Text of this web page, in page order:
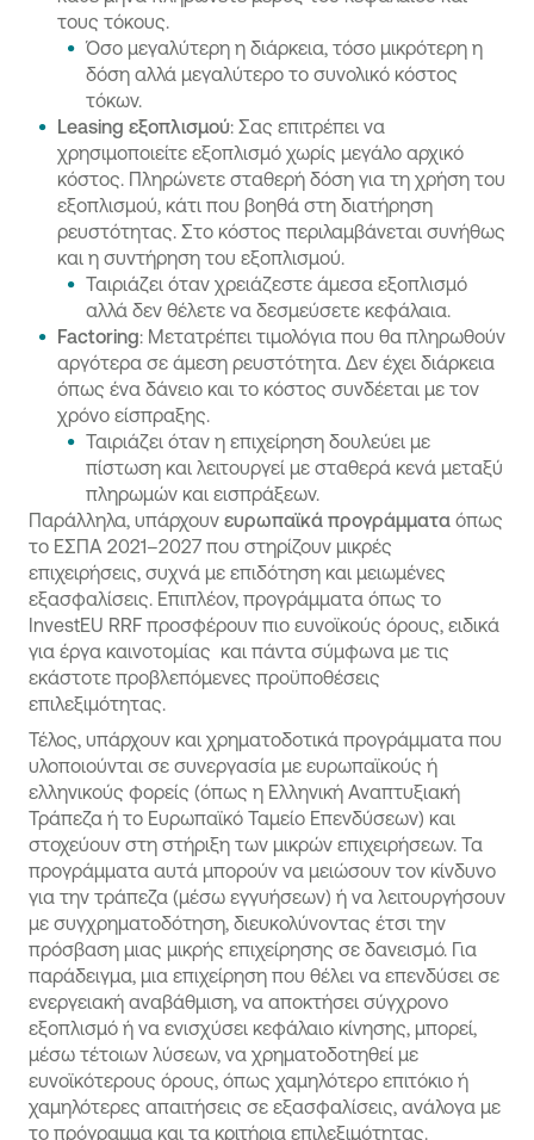
τους τόκους.
Όσο μεγαλύτερη η διάρκεια, τόσο μικρότερη η
δόση αλλά μεγαλύτερο το συνολικό κόστος
τόκων.
Leasing εξοπλισμού: Σας επιτρέπει να
χρησιμοποιείτε εξοπλισμό χωρίς μεγάλο αρχικό
κόστος. Πληρώνετε σταθερή δόση για τη χρήση του
εξοπλισμού, κάτι που βοηθά στη διατήρηση
ρευστότητας. Στο κόστος περιλαμβάνεται συνήθως
και η συντήρηση του εξοπλισμού.
Ταιριάζει όταν χρειάζεστε άμεσα εξοπλισμό
αλλά δεν θέλετε να δεσμεύσετε κεφάλαια.
Factoring: Μετατρέπει τιμολόγια που θα πληρωθούν
αργότερα σε άμεση ρευστότητα. Δεν έχει διάρκεια
όπως ένα δάνειο και το κόστος συνδέεται με τον
χρόνο είσπραξης.
Ταιριάζει όταν η επιχείρηση δουλεύει με
πίστωση και λειτουργεί με σταθερά κενά μεταξύ
πληρωμών και εισπράξεων.
Παράλληλα, υπάρχουν ευρωπαϊκά προγράμματα όπως
το ΕΣΠΑ 2021–2027 που στηρίζουν μικρές
επιχειρήσεις, συχνά με επιδότηση και μειωμένες
εξασφαλίσεις. Επιπλέον, προγράμματα όπως το
InvestEU RRF προσφέρουν πιο ευνοϊκούς όρους, ειδικά
για έργα καινοτομίας και πάντα σύμφωνα με τις
εκάστοτε προβλεπόμενες προϋποθέσεις
επιλεξιμότητας.
Τέλος, υπάρχουν και χρηματοδοτικά προγράμματα που
υλοποιούνται σε συνεργασία με ευρωπαϊκούς ή
ελληνικούς φορείς (όπως η Ελληνική Αναπτυξιακή
Τράπεζα ή το Ευρωπαϊκό Ταμείο Επενδύσεων) και
στοχεύουν στη στήριξη των μικρών επιχειρήσεων. Τα
προγράμματα αυτά μπορούν να μειώσουν τον κίνδυνο
για την τράπεζα (μέσω εγγυήσεων) ή να λειτουργήσουν
με συγχρηματοδότηση, διευκολύνοντας έτσι την
πρόσβαση μιας μικρής επιχείρησης σε δανεισμό. Για
παράδειγμα, μια επιχείρηση που θέλει να επενδύσει σε
ενεργειακή αναβάθμιση, να αποκτήσει σύγχρονο
εξοπλισμό ή να ενισχύσει κεφάλαιο κίνησης, μπορεί,
μέσω τέτοιων λύσεων, να χρηματοδοτηθεί με
ευνοϊκότερους όρους, όπως χαμηλότερο επιτόκιο ή
χαμηλότερες απαιτήσεις σε εξασφαλίσεις, ανάλογα με
το πρόγραμμα και τα κριτήρια επιλεξιμότητας.